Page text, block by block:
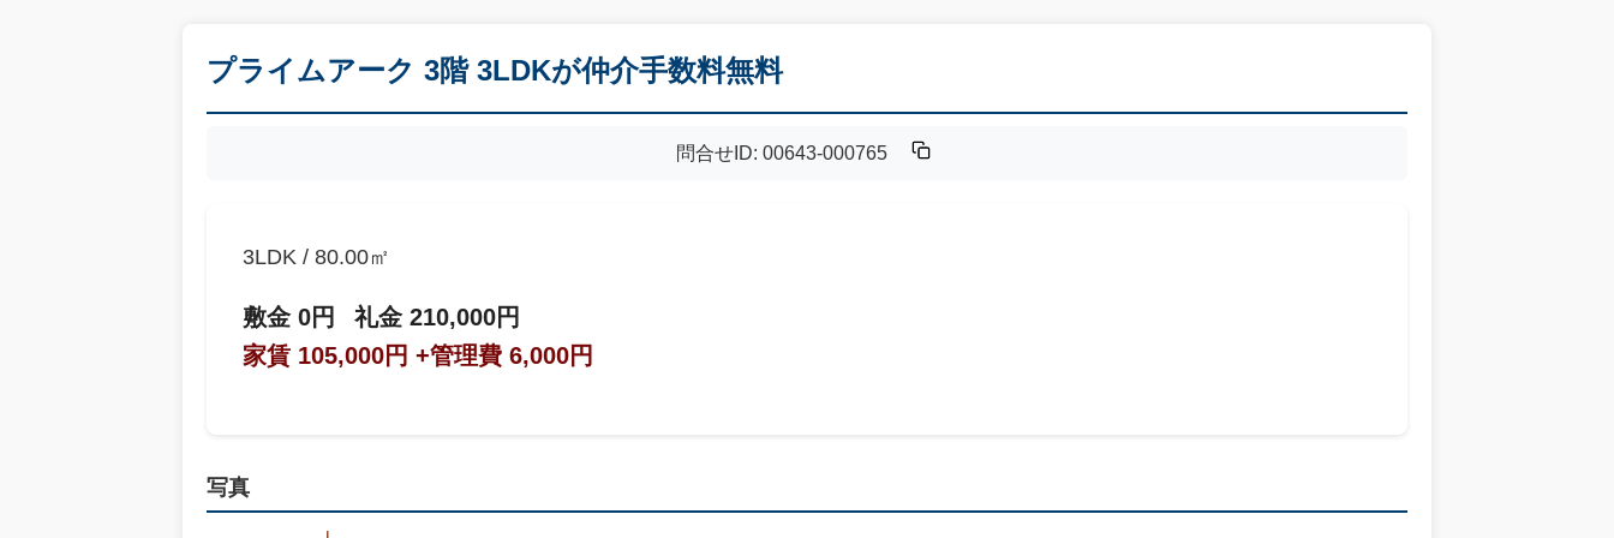
プライムアーク 3階 3LDKが仲介手数料無料
問合せID: 00643-000765
3LDK / 80.00㎡
敷金 0円
礼金 210,000円
家賃 105,000円 +管理費 6,000円
写真